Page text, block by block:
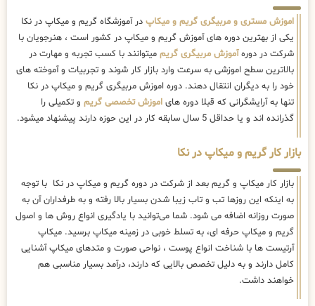
اموزش مستری و مربیگری گریم و میکاپ در آموزشگاه گریم و میکاپ در نکا
یکی از بهترین دوره های آموزش گریم و میکاپ در کشور است ، هنرجویان با
شرکت در دورهآموزش مربیگری گریم میتوانند با کسب تجربه و مهارت در
بالاترین سطح اموزشی به سرعت وارد بازار کار شوند و تجربیات و آموخته های
خود را به دیگران انتقال دهند. دوره اموزش مربیگری گریم و میکاپ در نکا
تنها به آرایشگرانی که قبلا دوره های اموزش تخصصی گریم و تکمیلی را
گذرانده اند و یا حداقل 5 سال سابقه کار در این حوزه دارند پیشنهاد میشود.
بازار کار گریم و میکاپ در نکا
بازار کار میکاپ و گریم بعد از شرکت در دوره گریم و میکاپ در نکا با توجه
به اینکه این روزها تب و تاب زیبا شدن بسیار بالا رفته و به طرفداران آن به
صورت روزانه اضافه می شود. شما می‌توانید با یادگیری انواع روش ها و اصول
گریم و میکاپ حرفه ای، به تسلط خوبی در زمینه میکاپ برسید. میکاپ
آرتیست ها با شناخت انواع پوست ، نواحی صورت و متدهای میکاپ آشنایی
کامل دارند و به دلیل تخصص بالایی که دارند، درآمد بسیار مناسبی هم
خواهند داشت.